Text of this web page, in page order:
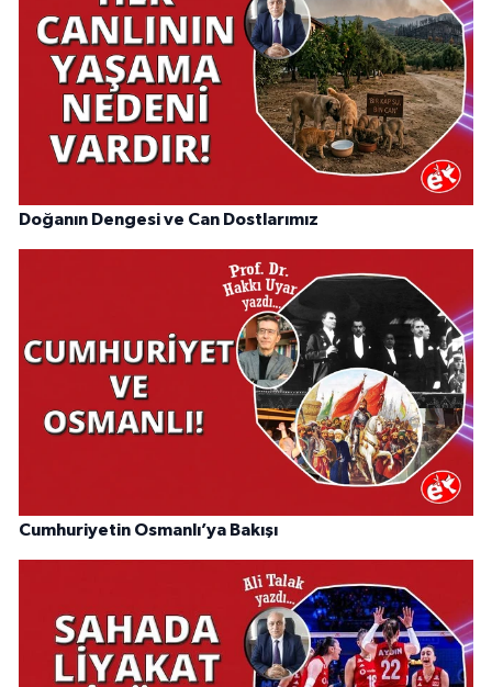
Doğanın Dengesi ve Can Dostlarımız
Cumhuriyetin Osmanlı’ya Bakışı